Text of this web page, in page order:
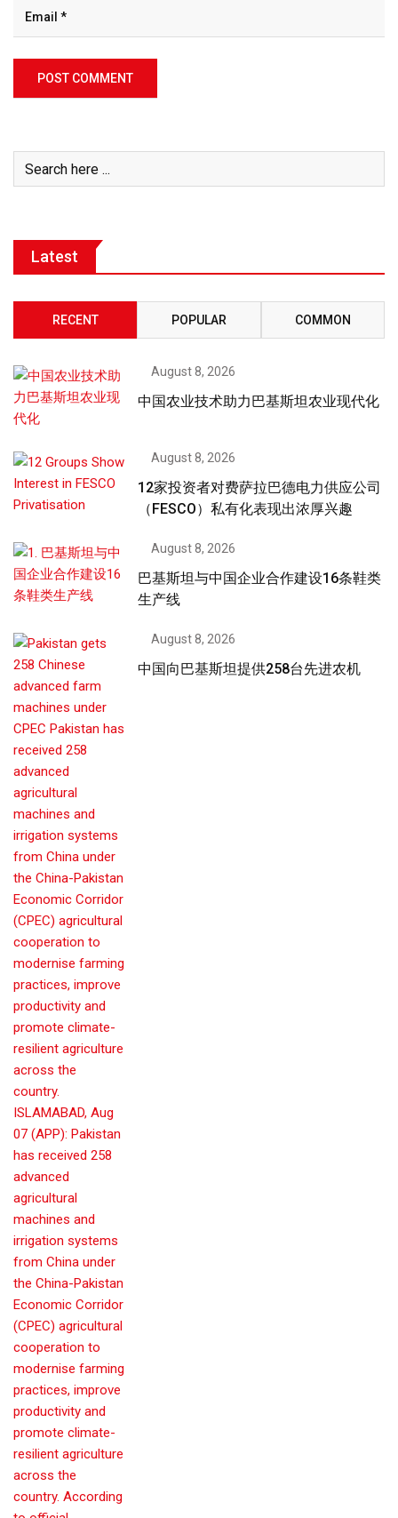
Latest
RECENT POPULAR COMMON
August 8, 2026
中国农业技术助力巴基斯坦农业现代化
August 8, 2026
12家投资者对费萨拉巴德电力供应公司
（FESCO）私有化表现出浓厚兴趣
August 8, 2026
巴基斯坦与中国企业合作建设16条鞋类
生产线
August 8, 2026
中国向巴基斯坦提供258台先进农机